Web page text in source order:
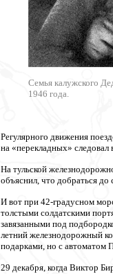
Семья калужского
1946 года.
Регулярного движения
на «перекладных»
На тульской
объяснил, что добраться
И вот при 42-градусном
толстыми солдатскими
завязанными под
летний железнодорожный
подарками, но с автоматом
29 декабря, когда Виктор